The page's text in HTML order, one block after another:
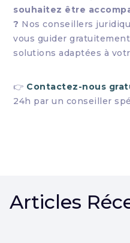
souhaitez être
? Nos conseillers
vous guider
solutions adaptées à
👉 Contactez-nous
24h par un conseiller
Articles